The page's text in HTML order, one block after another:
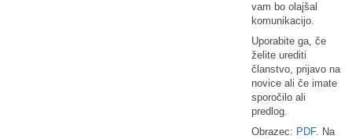
vam bo olajšal
komunikacijo.
Uporabite ga, če
želite urediti
članstvo, prijavo na
novice ali če imate
sporočilo ali
predlog.
Obrazec: PDF. Na